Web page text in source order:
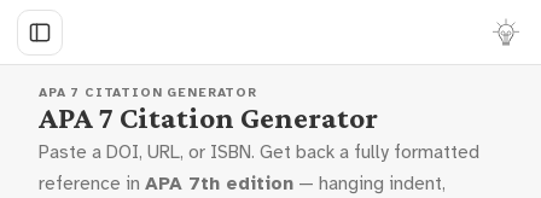
APA 7 CITATION GENERATOR
APA 7 Citation Generator
Paste a DOI, URL, or ISBN. Get back a fully formatted
reference in APA 7th edition — hanging indent,